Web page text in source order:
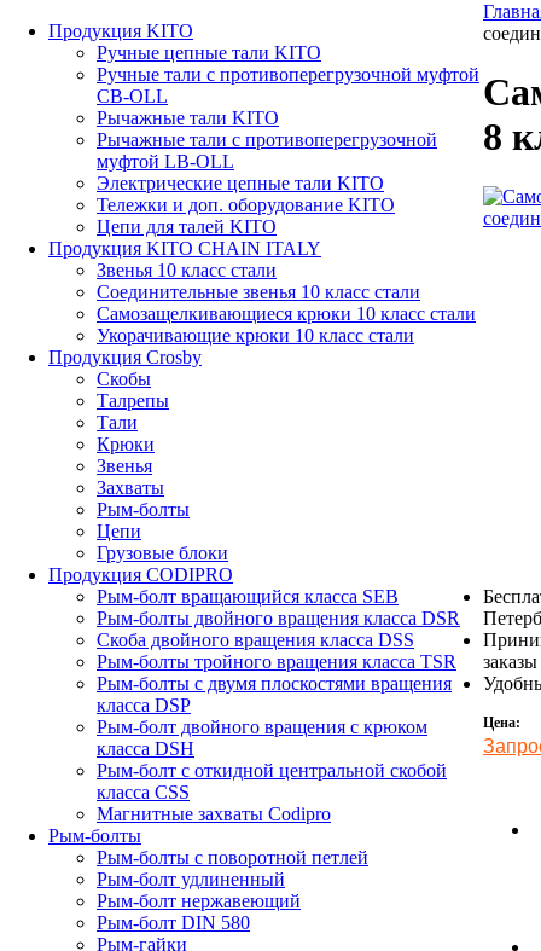
Продукция KITO
Ручные цепные тали KITO
Ручные тали с противоперегрузочной муфтой
СВ-OLL
Рычажные тали KITO
Рычажные тали с противоперегрузочной
муфтой LB-OLL
Электрические цепные тали KITO
Тележки и доп. оборудование KITO
Цепи для талей KITO
Продукция KITO CHAIN ITALY
Звенья 10 класс стали
Соединительные звенья 10 класс стали
Самозащелкивающиеся крюки 10 класс стали
Укорачивающие крюки 10 класс стали
Продукция Crosby
Скобы
Талрепы
Тали
Крюки
Звенья
Захваты
Рым-болты
Цепи
Грузовые блоки
Продукция CODIPRO
Рым-болт вращающийся класса SEB
Рым-болты двойного вращения класса DSR
Скоба двойного вращения класса DSS
Рым-болты тройного вращения класса TSR
Рым-болты с двумя плоскостями вращения
класса DSP
Рым-болт двойного вращения с крюком
класса DSH
Рым-болт с откидной центральной скобой
класса CSS
Магнитные захваты Codipro
Рым-болты
Рым-болты с поворотной петлей
Рым-болт удлиненный
Рым-болт нержавеющий
Рым-болт DIN 580
Рым-гайки
8
заказы
Цена: